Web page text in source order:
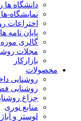
دانشگاه ها
نمایشگاه-
اختراعات
پایان نامه
گالری موزه
مجلات
بازارکار
محصولات
روشنایی
روشنایی
چراغ
منابع نوری
لوستر و